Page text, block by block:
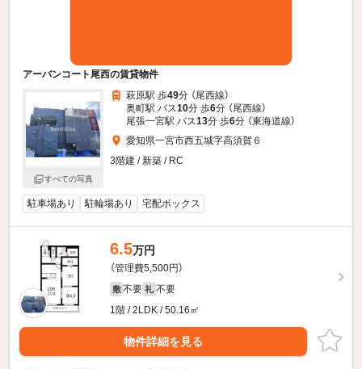
アーバンコート尾西の賃貸物件
すべての写真
萩原駅 歩49分 （尾西線）
奥町駅 バス10分 歩6分 （尾西線）
尾張一宮駅 バス13分 歩6分 （東海道線）
愛知県一宮市西五城字高須賀６
3階建 / 新築 / RC
駐車場あり 駐輪場あり 宅配ボックス
6.5万円
（管理費5,500円）
敷 不要 礼 不要
1階 / 2LDK / 50.16㎡
物件詳細を見る